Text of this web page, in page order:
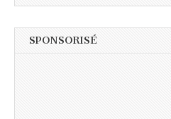
SPONSORISÉ